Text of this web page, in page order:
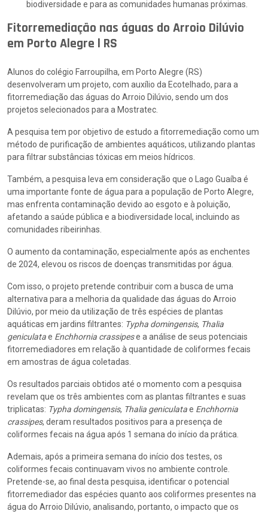
biodiversidade e para as comunidades humanas próximas.
Fitorremediação nas águas do Arroio Dilúvio
em Porto Alegre l RS
Alunos do colégio Farroupilha, em Porto Alegre (RS)
desenvolveram um projeto, com auxílio da Ecotelhado, para a
fitorremediação das águas do Arroio Dilúvio, sendo um dos
projetos selecionados para a Mostratec.
A pesquisa tem por objetivo de estudo a fitorremediação como um
método de purificação de ambientes aquáticos, utilizando plantas
para filtrar substâncias tóxicas em meios hídricos.
Também, a pesquisa leva em consideração que o Lago Guaíba é
uma importante fonte de água para a população de Porto Alegre,
mas enfrenta contaminação devido ao esgoto e à poluição,
afetando a saúde pública e a biodiversidade local, incluindo as
comunidades ribeirinhas.
O aumento da contaminação, especialmente após as enchentes
de 2024, elevou os riscos de doenças transmitidas por água.
Com isso, o projeto pretende contribuir com a busca de uma
alternativa para a melhoria da qualidade das águas do Arroio
Dilúvio, por meio da utilização de três espécies de plantas
aquáticas em jardins filtrantes: Typha domingensis, Thalia
geniculatae Enchhornia crassipese a análise de seus potenciais
fitorremediadores em relação à quantidade de coliformes fecais
em amostras de água coletadas.
Os resultados parciais obtidos até o momento com a pesquisa
revelam que os três ambientes com as plantas filtrantes e suas
triplicatas: Typha domingensis, Thalia geniculatae Enchhornia
crassipes, deram resultados positivos para a presença de
coliformes fecais na água após 1 semana do início da prática.
Ademais, após a primeira semana do início dos testes, os
coliformes fecais continuavam vivos no ambiente controle.
Pretende-se, ao final desta pesquisa, identificar o potencial
fitorremediador das espécies quanto aos coliformes presentes na
água do Arroio Dilúvio, analisando, portanto, o impacto que os